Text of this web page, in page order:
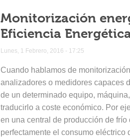
Monitorización
Eficiencia
Lunes, 1 Febrero, 2016 - 17:25
Cuando hablamos de
analizadores o medidores capaces
de un determinado equipo,
traducirlo a coste económico. Por
en una central de producción de
perfectamente el consumo